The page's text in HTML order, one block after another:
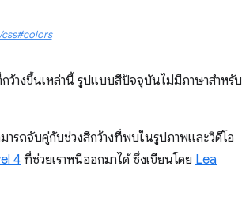
ว้างขึ้นเหล่านี้ รูปแบบสีปัจจุบันไม่มีภาษาสำหรับ
ารถจับคู่กับช่วงสีกว้างที่พบในรูปภาพและวิดีโอ
4 ที่ช่วยเราหนีออกมาได้ ซึ่งเขียนโดย Lea